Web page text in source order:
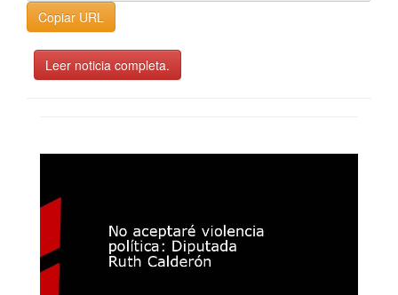
Copiar URL
Leer noticia completa.